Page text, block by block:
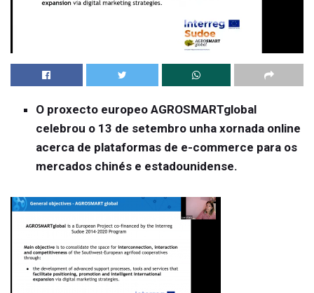
O proxecto europeo AGROSMARTglobal
celebrou o 13 de setembro unha xornada online
acerca de plataformas de e-commerce para os
mercados chinés e estadounidense.